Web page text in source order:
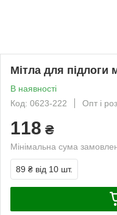
Мітла для підлоги
В наявності
Код: 0623-222
Опт і
118 ₴
Мінімальна сума
89 ₴ від 10 шт.